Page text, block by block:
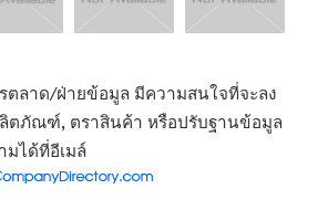
ตลาด/ฝ่ายข้อมูล มีความสนใจที่จะลง
ตภัณฑ์, ตราสินค้า หรือปรับฐานข้อมูล
มได้ที่อีเมล์